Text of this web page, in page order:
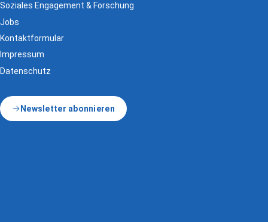
Soziales Engagement & Forschung
Jobs
Kontaktformular
Impressum
Datenschutz
Newsletter abonnieren